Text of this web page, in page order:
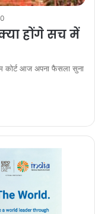
होंगे सच में
कोर्ट आज अपना फैसला सुना